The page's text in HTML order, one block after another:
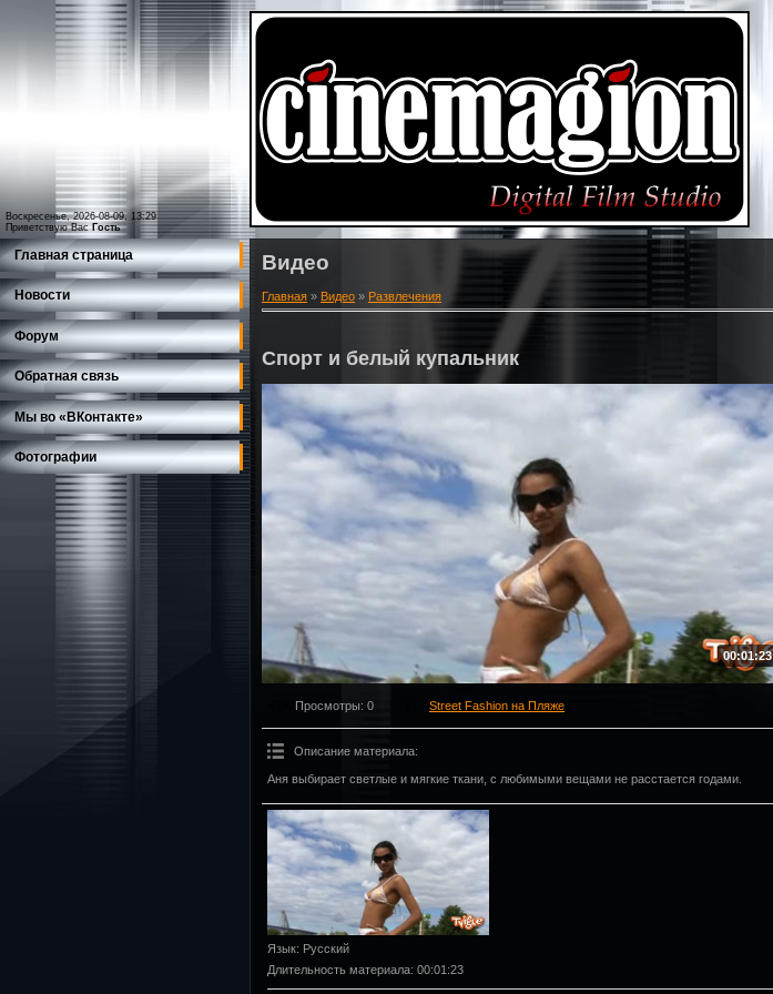
Воскресенье, 2026-08-09, 13:29
Приветствую Вас Гость
Главная страница
Новости
Форум
Обратная связь
Мы во «ВКонтакте»
Фотографии
Видео
Главная » Видео » Развлечения
Спорт и белый купальник
00:01:23
Просмотры: 0 Street Fashion на Пляже
Описание материала:
Аня выбирает светлые и мягкие ткани, с любимыми вещами не расстается годами.
Язык: Русский
Длительность материала: 00:01:23